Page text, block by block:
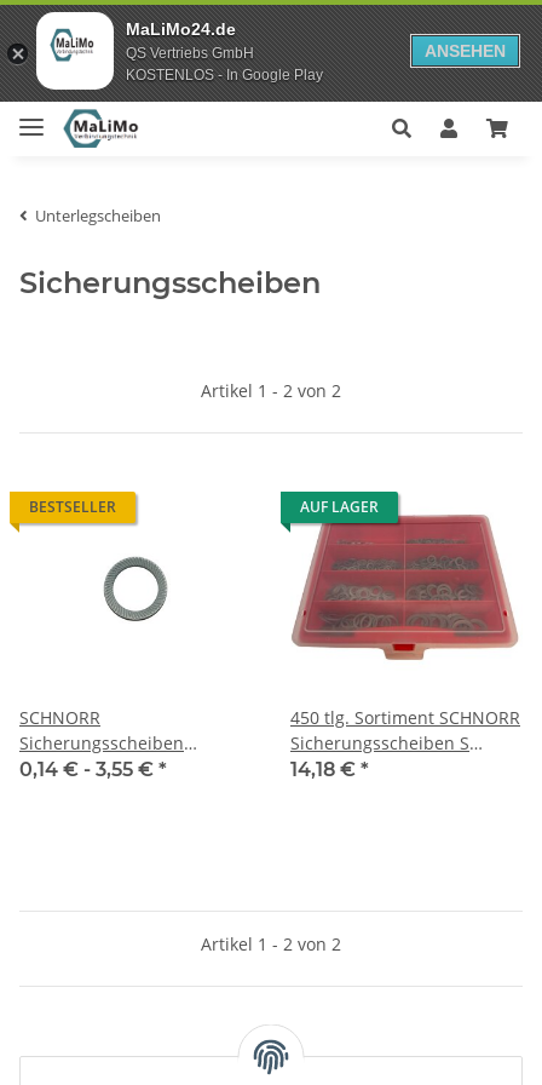
MaLiMo24.de
QS Vertriebs GmbH
KOSTENLOS - In Google Play
ANSEHEN
Unterlegscheiben
Sicherungsscheiben
Artikel 1 - 2 von 2
BESTSELLER
SCHNORR
Sicherungsscheiben
verzinkt S Standart
0,14 € - 3,55 € *
AUF LAGER
450 tlg. Sortiment SCHNORR
Sicherungsscheiben S
verzinkt M3-M14
14,18 € *
Artikel 1 - 2 von 2